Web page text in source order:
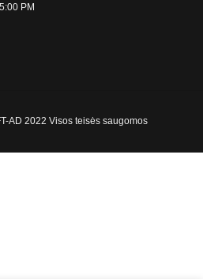
PM
AD 2022 Visos teisės saugomos